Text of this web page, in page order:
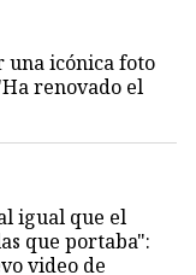
icónica foto
renovado el
igual que el
que portaba":
video de